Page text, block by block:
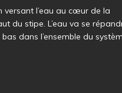
l’eau au cœur de la
du stipe. L’eau va se
dans l’ensemble du